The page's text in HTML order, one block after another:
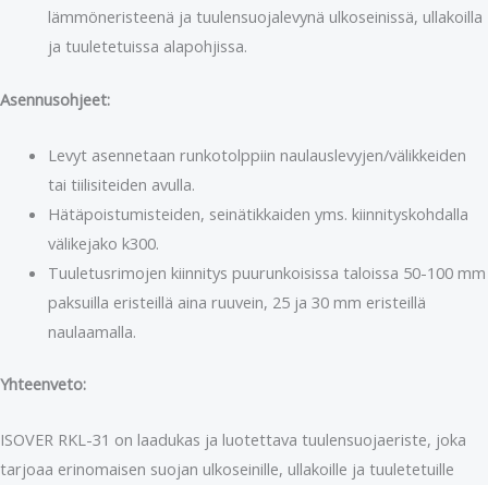
lämmöneristeenä ja tuulensuojalevynä ulkoseinissä, ullakoilla
ja tuuletetuissa alapohjissa.
Asennusohjeet:
Levyt asennetaan runkotolppiin naulauslevyjen/välikkeiden
tai tiilisiteiden avulla.
Hätäpoistumisteiden, seinätikkaiden yms. kiinnityskohdalla
välikejako k300.
Tuuletusrimojen kiinnitys puurunkoisissa taloissa 50-100 mm
paksuilla eristeillä aina ruuvein, 25 ja 30 mm eristeillä
naulaamalla.
Yhteenveto:
ISOVER RKL-31 on laadukas ja luotettava tuulensuojaeriste, joka
tarjoaa erinomaisen suojan ulkoseinille, ullakoille ja tuuletetuille